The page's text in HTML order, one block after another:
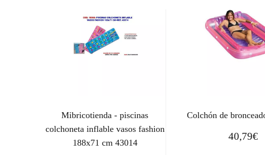
Mibricotienda - piscinas
colchoneta inflable vasos fashion
188x71 cm 43014
Colchón de
40,79€